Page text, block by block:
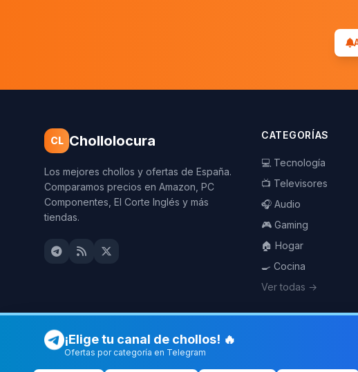
CL Chollolocura
Los mejores chollos y ofertas de España.
Comparamos precios en Amazon, PC
Componentes, El Corte Inglés y más
tiendas.
CATEGORÍAS
💻 Tecnología
📺 Televisores
🎧 Audio
🎮 Gaming
🏠 Hogar
🍳 Cocina
Ver todas →
© 2026 Chollolocura. Todos los derechos reservados.
¡Elige tu canal de chollos! 🔥
Ofertas por categoría en Telegram